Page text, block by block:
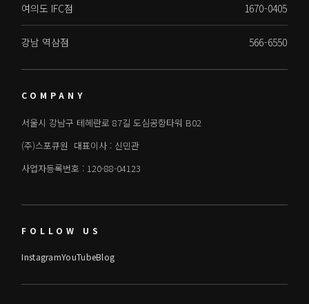
여의도 IFC점 1670-0405
강남 역삼점 566-6550
COMPANY
서울시 강남구 테헤란로 87길 도심공항타워 B02
(주)스포큐원 대표이사 : 신민관
사업자등록번호 : 120-88-04123
FOLLOW US
InstagramYouTubeBlog